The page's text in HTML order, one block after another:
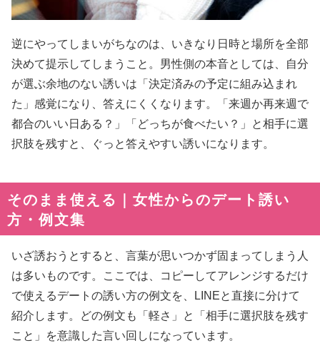
逆にやってしまいがちなのは、いきなり日時と場所を全部
決めて提示してしまうこと。男性側の本音としては、自分
が選ぶ余地のない誘いは「決定済みの予定に組み込まれ
た」感覚になり、答えにくくなります。「来週か再来週で
都合のいい日ある？」「どっちが食べたい？」と相手に選
択肢を残すと、ぐっと答えやすい誘いになります。
そのまま使える｜女性からのデート誘い
方・例文集
いざ誘おうとすると、言葉が思いつかず固まってしまう人
は多いものです。ここでは、コピーしてアレンジするだけ
で使えるデートの誘い方の例文を、LINEと直接に分けて
紹介します。どの例文も「軽さ」と「相手に選択肢を残す
こと」を意識した言い回しになっています。